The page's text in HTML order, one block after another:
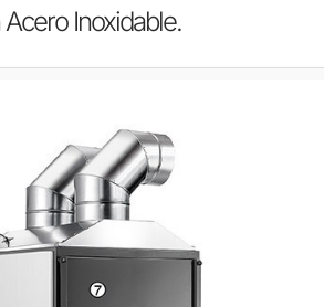
Inoxidable.